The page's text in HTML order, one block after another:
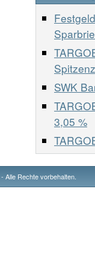
SWK
3,05 %
- Alle Rechte vorbehalten.